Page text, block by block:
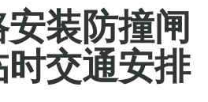
装防撞闸
交通安排